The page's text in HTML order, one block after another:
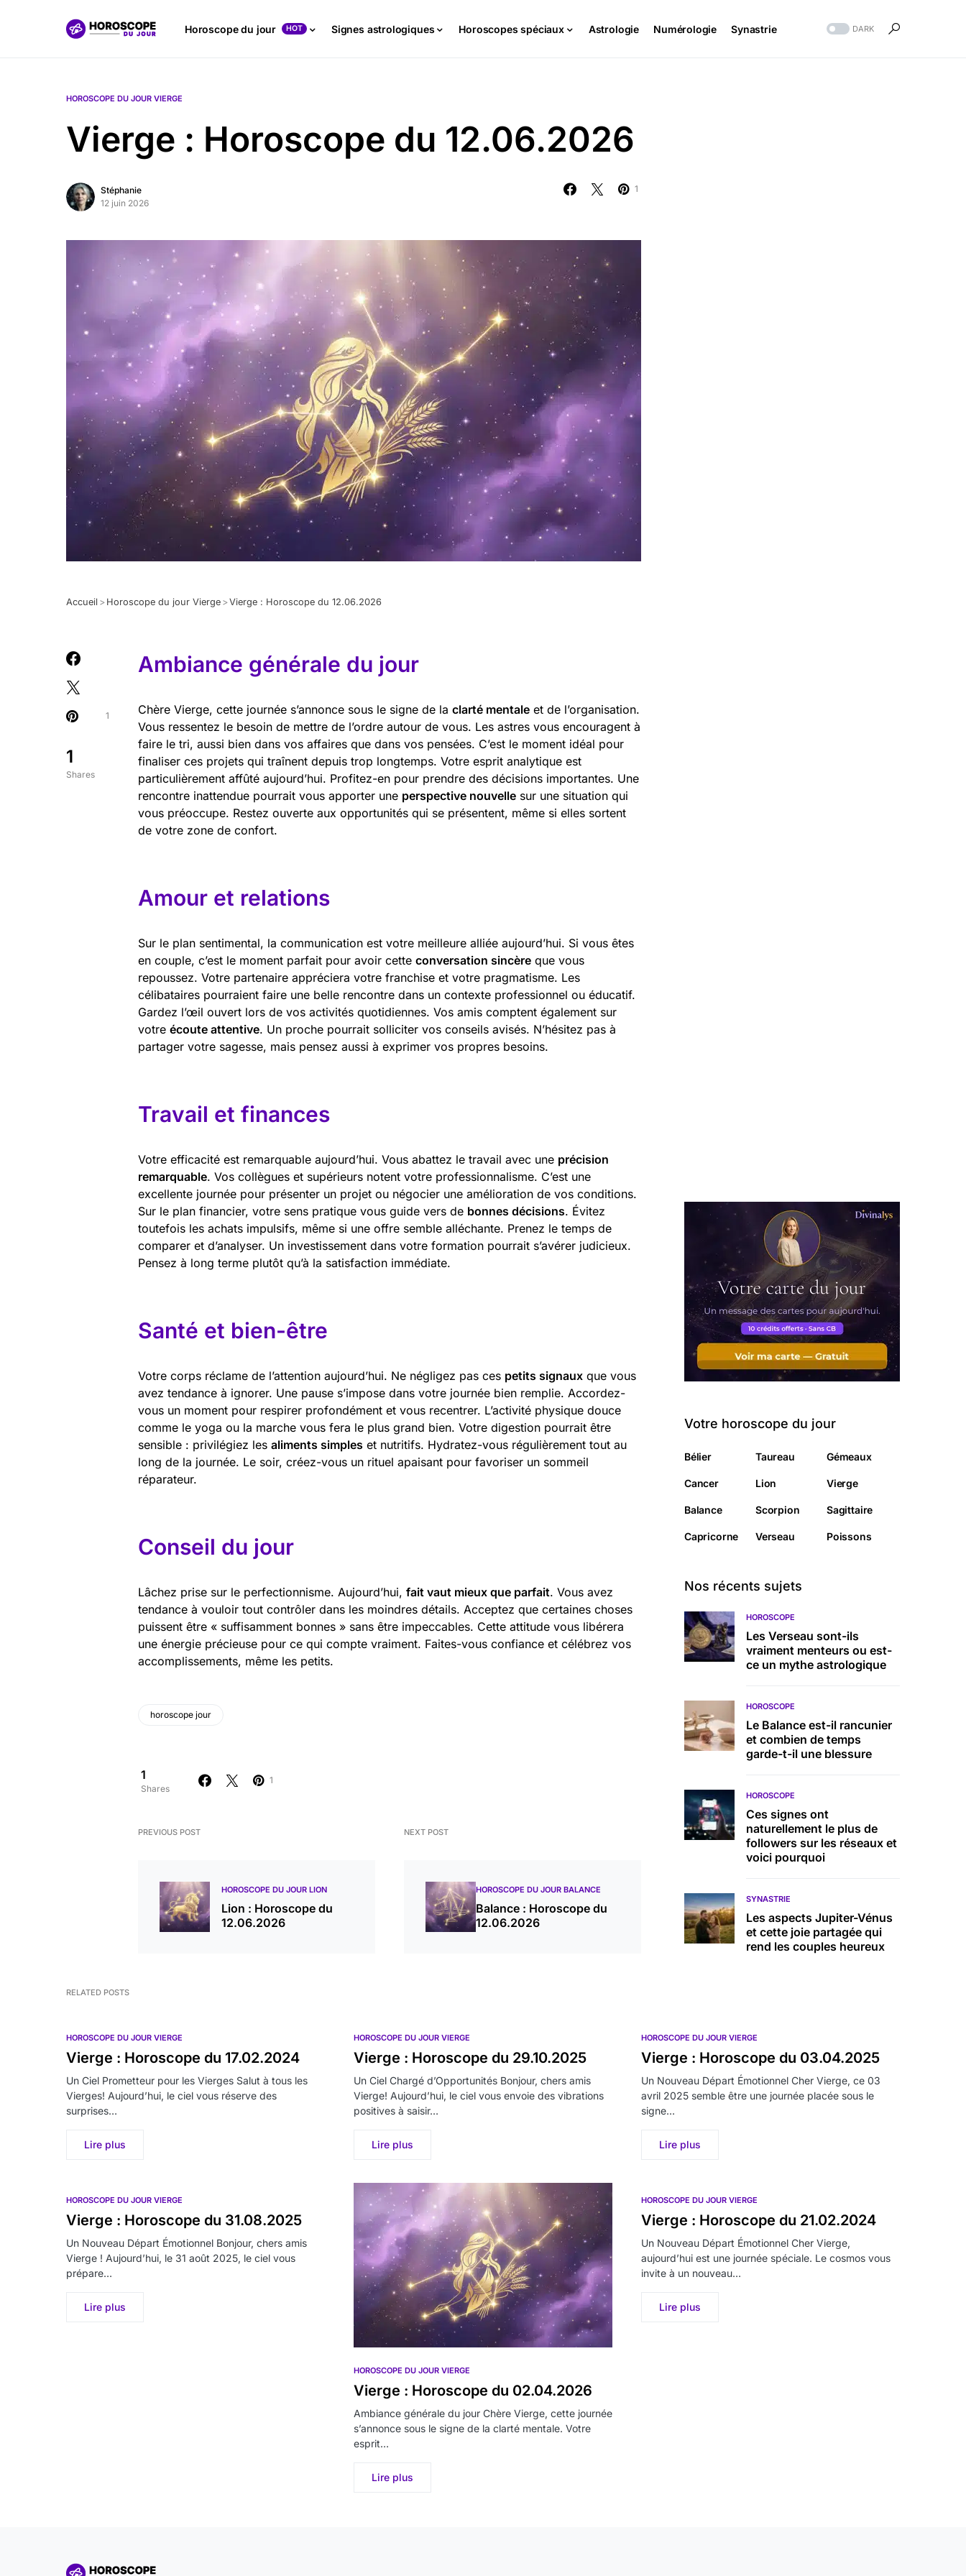
Horoscope du jour HOT Signes astrologiques Horoscopes spéciaux Astrologie Numérologie Synastrie DARK
HOROSCOPE DU JOUR VIERGE
Vierge : Horoscope du 12.06.2026
Stéphanie
12 juin 2026
1
Accueil > Horoscope du jour Vierge >Vierge : Horoscope du 12.06.2026
1
Shares
1
Ambiance générale du jour
Chère Vierge, cette journée s’annonce sous le signe de la clarté mentale et de l’organisation.
Vous ressentez le besoin de mettre de l’ordre autour de vous. Les astres vous encouragent à
faire le tri, aussi bien dans vos affaires que dans vos pensées. C’est le moment idéal pour
finaliser ces projets qui traînent depuis trop longtemps. Votre esprit analytique est
particulièrement affûté aujourd’hui. Profitez-en pour prendre des décisions importantes. Une
rencontre inattendue pourrait vous apporter une perspective nouvelle sur une situation qui
vous préoccupe. Restez ouverte aux opportunités qui se présentent, même si elles sortent
de votre zone de confort.
Amour et relations
Sur le plan sentimental, la communication est votre meilleure alliée aujourd’hui. Si vous êtes
en couple, c’est le moment parfait pour avoir cette conversation sincère que vous
repoussez. Votre partenaire appréciera votre franchise et votre pragmatisme. Les
célibataires pourraient faire une belle rencontre dans un contexte professionnel ou éducatif.
Gardez l’œil ouvert lors de vos activités quotidiennes. Vos amis comptent également sur
votre écoute attentive. Un proche pourrait solliciter vos conseils avisés. N’hésitez pas à
partager votre sagesse, mais pensez aussi à exprimer vos propres besoins.
Travail et finances
Votre efficacité est remarquable aujourd’hui. Vous abattez le travail avec une précision
remarquable. Vos collègues et supérieurs notent votre professionnalisme. C’est une
excellente journée pour présenter un projet ou négocier une amélioration de vos conditions.
Sur le plan financier, votre sens pratique vous guide vers de bonnes décisions. Évitez
toutefois les achats impulsifs, même si une offre semble alléchante. Prenez le temps de
comparer et d’analyser. Un investissement dans votre formation pourrait s’avérer judicieux.
Pensez à long terme plutôt qu’à la satisfaction immédiate.
Santé et bien-être
Votre corps réclame de l’attention aujourd’hui. Ne négligez pas ces petits signaux que vous
avez tendance à ignorer. Une pause s’impose dans votre journée bien remplie. Accordez-
vous un moment pour respirer profondément et vous recentrer. L’activité physique douce
comme le yoga ou la marche vous fera le plus grand bien. Votre digestion pourrait être
sensible : privilégiez les aliments simples et nutritifs. Hydratez-vous régulièrement tout au
long de la journée. Le soir, créez-vous un rituel apaisant pour favoriser un sommeil
réparateur.
Conseil du jour
Lâchez prise sur le perfectionnisme. Aujourd’hui, fait vaut mieux que parfait. Vous avez
tendance à vouloir tout contrôler dans les moindres détails. Acceptez que certaines choses
puissent être « suffisamment bonnes » sans être impeccables. Cette attitude vous libérera
une énergie précieuse pour ce qui compte vraiment. Faites-vous confiance et célébrez vos
accomplissements, même les petits.
horoscope jour
1
Shares
1
PREVIOUS POST
HOROSCOPE DU JOUR LION
Lion : Horoscope du
12.06.2026
NEXT POST
HOROSCOPE DU JOUR BALANCE
Balance : Horoscope du
12.06.2026
Votre horoscope du jour
Bélier Taureau Gémeaux
Cancer Lion Vierge
Balance Scorpion Sagittaire
Capricorne Verseau Poissons
Nos récents sujets
HOROSCOPE
Les Verseau sont-ils
vraiment menteurs ou est-
ce un mythe astrologique
HOROSCOPE
Le Balance est-il rancunier
et combien de temps
garde-t-il une blessure
HOROSCOPE
Ces signes ont
naturellement le plus de
followers sur les réseaux et
voici pourquoi
SYNASTRIE
Les aspects Jupiter-Vénus
et cette joie partagée qui
rend les couples heureux
RELATED POSTS
HOROSCOPE DU JOUR VIERGE
Vierge : Horoscope du 17.02.2024
Un Ciel Prometteur pour les Vierges Salut à tous les
Vierges! Aujourd’hui, le ciel vous réserve des
surprises…
Lire plus
HOROSCOPE DU JOUR VIERGE
Vierge : Horoscope du 29.10.2025
Un Ciel Chargé d’Opportunités Bonjour, chers amis
Vierge! Aujourd’hui, le ciel vous envoie des vibrations
positives à saisir…
Lire plus
HOROSCOPE DU JOUR VIERGE
Vierge : Horoscope du 03.04.2025
Un Nouveau Départ Émotionnel Cher Vierge, ce 03
avril 2025 semble être une journée placée sous le
signe…
Lire plus
HOROSCOPE DU JOUR VIERGE
Vierge : Horoscope du 31.08.2025
Un Nouveau Départ Émotionnel Bonjour, chers amis
Vierge ! Aujourd’hui, le 31 août 2025, le ciel vous
prépare…
Lire plus
HOROSCOPE DU JOUR VIERGE
Vierge : Horoscope du 02.04.2026
Ambiance générale du jour Chère Vierge, cette journée
s’annonce sous le signe de la clarté mentale. Votre
esprit…
Lire plus
HOROSCOPE DU JOUR VIERGE
Vierge : Horoscope du 21.02.2024
Un Nouveau Départ Émotionnel Cher Vierge,
aujourd’hui est une journée spéciale. Le cosmos vous
invite à un nouveau…
Lire plus